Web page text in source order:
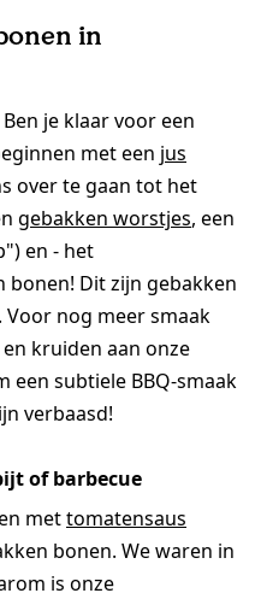
in
je klaar voor een
met een jus
over te gaan tot het
gebakken worstjes, een
en - het
bonen! Dit zijn gebakken
Voor nog meer smaak
kruiden aan onze
een subtiele BBQ-smaak
verbaasd!
of barbecue
mettomatensaus
bonen. We waren in
is onze